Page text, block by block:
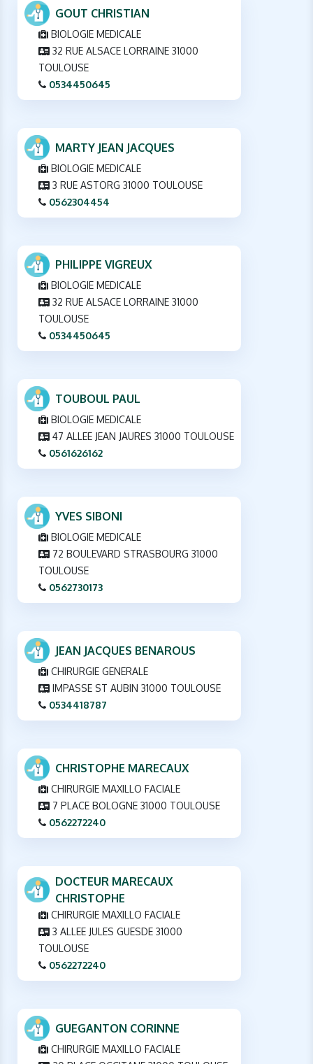
GOUT CHRISTIAN
BIOLOGIE MEDICALE
32 RUE ALSACE LORRAINE 31000
TOULOUSE
0534450645
MARTY JEAN JACQUES
BIOLOGIE MEDICALE
3 RUE ASTORG 31000 TOULOUSE
0562304454
PHILIPPE VIGREUX
BIOLOGIE MEDICALE
32 RUE ALSACE LORRAINE 31000
TOULOUSE
0534450645
TOUBOUL PAUL
BIOLOGIE MEDICALE
47 ALLEE JEAN JAURES 31000 TOULOUSE
0561626162
YVES SIBONI
BIOLOGIE MEDICALE
72 BOULEVARD STRASBOURG 31000
TOULOUSE
0562730173
JEAN JACQUES BENAROUS
CHIRURGIE GENERALE
IMPASSE ST AUBIN 31000 TOULOUSE
0534418787
CHRISTOPHE MARECAUX
CHIRURGIE MAXILLO FACIALE
7 PLACE BOLOGNE 31000 TOULOUSE
0562272240
DOCTEUR MARECAUX
CHRISTOPHE
CHIRURGIE MAXILLO FACIALE
3 ALLEE JULES GUESDE 31000
TOULOUSE
0562272240
GUEGANTON CORINNE
CHIRURGIE MAXILLO FACIALE